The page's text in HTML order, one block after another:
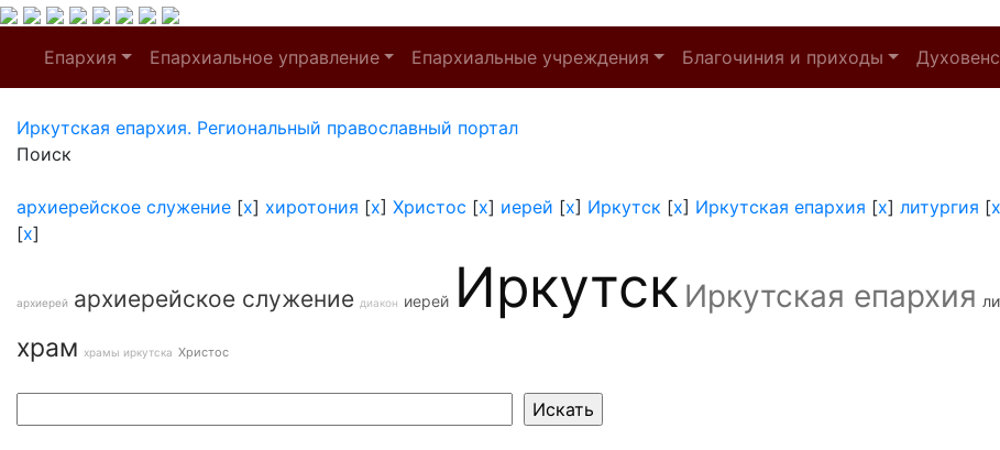
Епархия Епархиальное управление Епархиальные учреждения Благочиния и приходы
Иркутская епархия. Региональный православный портал
Поиск
архиерейское служение [x] хиротония [x] Христос [x] иерей [x] Иркутск [x] Иркутская епархия [x] литургия [x
[x]
архиерей архиерейское служение диакон иерей Иркутск Иркутская епархия
храм храмы иркутска Христос